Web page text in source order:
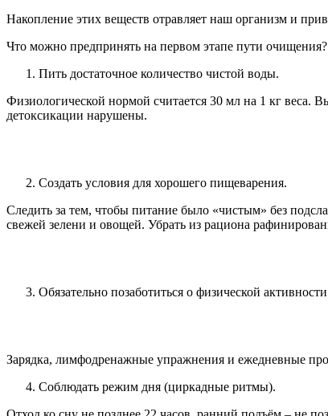
Накопление этих веществ отравляет наш организм и
Что можно предпринять на первом этапе пути
Пить достаточное количество чистой воды.
Физиологической нормой считается 30 мл на 1 кг веса.
детоксикации нарушены.
Создать условия для хорошего пищеварения.
Следить за тем, чтобы питание было «чистым» без
свежей зелени и овощей. Убрать из рациона
Обязательно позаботиться о физической
Зарядка, лимфодренажные упражнения и ежедневные
Соблюдать режим дня (циркадные ритмы).